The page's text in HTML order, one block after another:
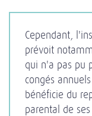
Cependant,
prévoit
qui n'a pas pu
congés
bénéficie du
parental de